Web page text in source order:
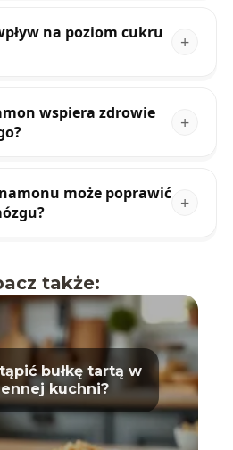
na poziom cukru
wspiera zdrowie
może poprawić
także:
bułkę tartą w
kuchni?